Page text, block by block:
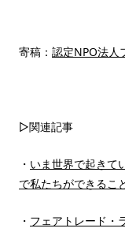
寄稿： 認定NPO法人
▷関連記事
・ いま世界で起きて
で私たちができるこ
・ フェアトレード・